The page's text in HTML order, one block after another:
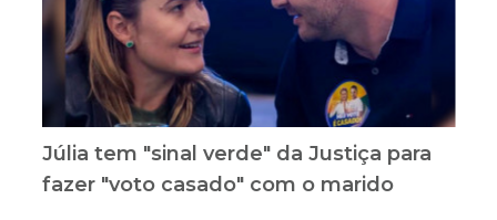
Júlia tem "sinal verde" da Justiça para
fazer "voto casado" com o marido